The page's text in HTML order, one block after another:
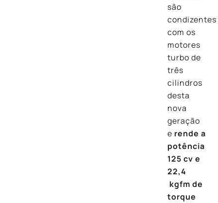
são
condizentes
com os
motores
turbo de
três
cilindros
desta
nova
geração
e rende a
potência
125 cv e
22,4
kgfm de
torque